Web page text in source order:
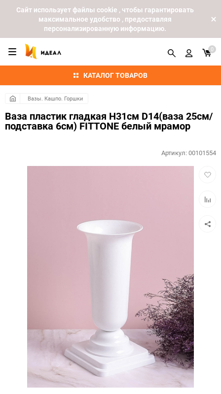
Cайт использует файлы cookie , чтобы гарантировать
максимальное удобство , предоставляя
персонализированную информацию.
КАТАЛОГ ТОВАРОВ
0
Вазы. Кашпо. Горшки
Ваза пластик гладкая H31см D14(ваза 25см/
подставка 6см) FITTONE белый мрамор
Артикул:00101554